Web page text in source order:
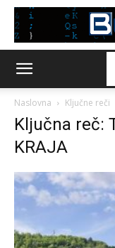
Naslovna Ključne reči
Ključna reč:
KRAJA